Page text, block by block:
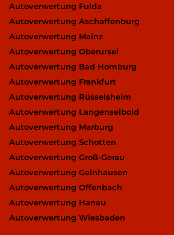
Autoverwertung Fulda
Autoverwertung Aschaffenburg
Autoverwertung Mainz
Autoverwertung Oberursel
Autoverwertung Bad Homburg
Autoverwertung Frankfurt
Autoverwertung Rüsselsheim
Autoverwertung Langenselbold
Autoverwertung Marburg
Autoverwertung Schotten
Autoverwertung Groß-Gerau
Autoverwertung Gelnhausen
Autoverwertung Offenbach
Autoverwertung Hanau
Autoverwertung Wiesbaden